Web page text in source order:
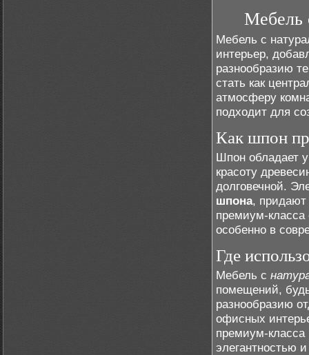
Мебель
Мебель с
интерьер,
разнообразию
стать как
атмосферу
подходит для
Как шпон
Шпон обладает
красоту
долговечной.
шпона, придают
премиум-
особенно в
Где
Мебель с
помещений,
разнообразию
офисных
премиум-класса
элегантностью